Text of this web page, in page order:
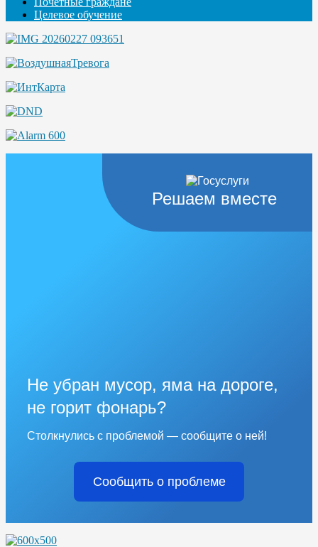
Целевое обучение
Решаем вместе
Не убран мусор, яма на дороге,
не горит фонарь?
Столкнулись с проблемой — сообщите о ней!
Сообщить о проблеме